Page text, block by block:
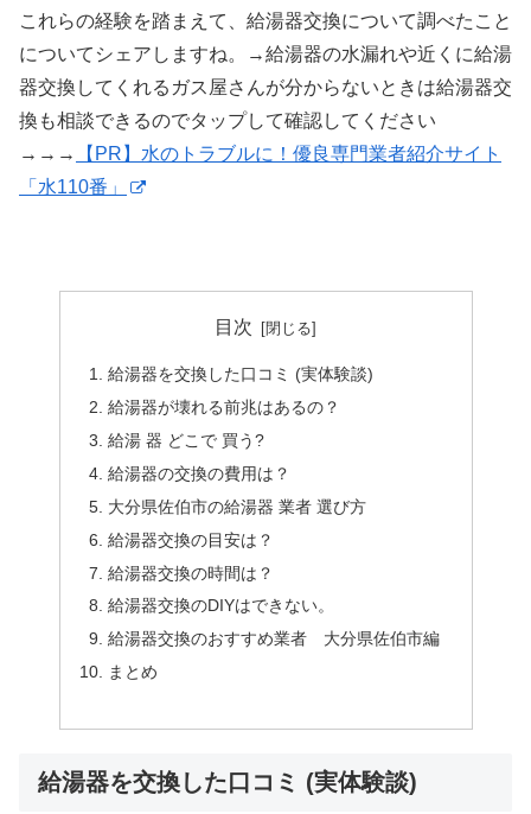
これらの経験を踏まえて、給湯器交換について調べたこと
についてシェアしますね。→給湯器の水漏れや近くに給湯
器交換してくれるガス屋さんが分からないときは給湯器交
換も相談できるのでタップして確認してください
→→→
【PR】水のトラブルに！優良専門業者紹介サイト
「水110番」
目次
給湯器を交換した口コミ (実体験談)
給湯器が壊れる前兆はあるの？
給湯 器 どこで 買う?
給湯器の交換の費用は？
大分県佐伯市の給湯器 業者 選び方
給湯器交換の目安は？
給湯器交換の時間は？
給湯器交換のDIYはできない。
給湯器交換のおすすめ業者 大分県佐伯市編
まとめ
給湯器を交換した口コミ (実体験談)